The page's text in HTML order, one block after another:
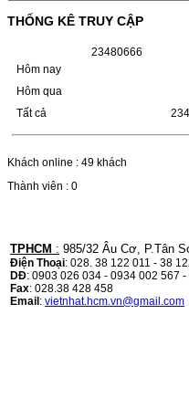
(W1110A) CHO DÒNG
HỘP MỰC HP 110A (W1110A) CHO
MÁY LBP 243/MF 461DWMÃ HỘP
Hộp mực HP 110A (W1110A)- Loại
Mực in laser trắng đenSỬ DỤNG
IN:- HP…
Chọn mua
243/MF 461DW
HỘP MỰC CANON CRG-070 CHO
MÁY LBP 243/MF 461DW MÃ HỘP
Hộp mực Canon CRG-070– Loại
THỐNG KÊ TRUY CẬP
23480666
Hôm nay
Hôm qua
Tất cả
Khách online : 49 khách
Thành viên : 0
TPHCM : 985/32 Âu Cơ, P.Tân
Điện Thoại: 028. 38 122 011 - 38
DĐ: 0903 026 034 - 0934 002 567
Fax: 028.38 428 458
Email: vietnhat.hcm.vn@gmail.com